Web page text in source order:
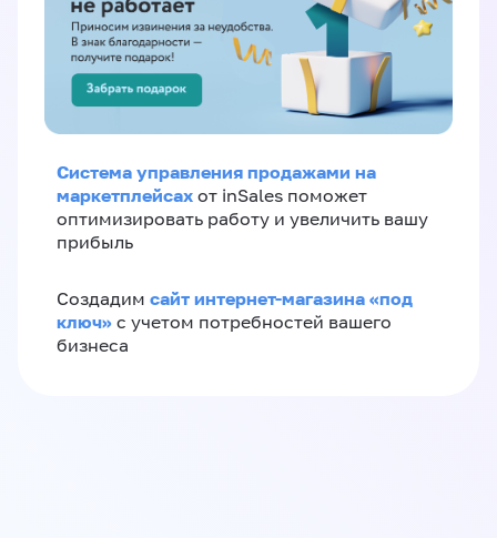
Система управления продажами на
маркетплейсах от inSales поможет
оптимизировать работу и увеличить вашу
прибыль
Создадим сайт интернет-магазина «под
ключ» с учетом потребностей вашего
бизнеса